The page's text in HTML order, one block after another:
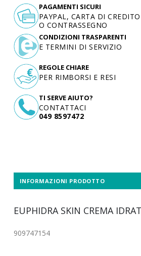
TI SERVE AIUTO?
CONTATTACI
049 8597472
PAGAMENTI SICURI
PAYPAL, CARTA DI CREDITO
O CONTRASSEGNO
CONDIZIONI TRASPARENTI
E TERMINI DI SERVIZIO
REGOLE CHIARE
PER RIMBORSI E RESI
INFORMAZIONI PRODOTTO
EUPHIDRA SKIN CREMA
909747154